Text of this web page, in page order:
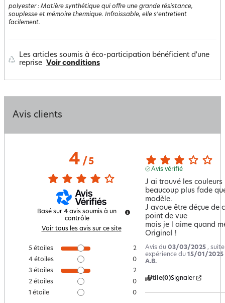
polyester: Matière synthétique qui offre une grande résistance,
souplesse et mémoire thermique. Infroissable, elle s'entretient
facilement.
Les articles soumis à éco-participation bénéficient d'une
reprise Voir conditions
Avis clients
4/ 5
Basé sur 4 avis soumis à un
contrôle
Voir tous les avis sur ce site
5 étoiles
2
4 étoiles
0
3 étoiles
2
2 étoiles
0
1 étoile 0
Avis vérifié
J ai trouvé les couleurs
beaucoup plus fade
modèle.
J avoue être déçue de
point de vue
mais je l aime quand
Original !
Avis du 03/03/2025 ,
expérience du 15/01/2025
A.B.
Utile(0)Signaler